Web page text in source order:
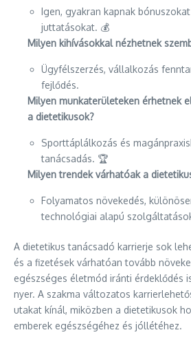
Igen, gyakran kapnak
juttatásokat. 💰
Milyen kihívásokkal nézhetnek
Ügyfélszerzés, vállalkozás
fejlődés.
Milyen munkaterületeken érhetnek
a dietetikusok?
Sporttáplálkozás és
tanácsadás. 🏆
Milyen trendek várhatóak a
Folyamatos növekedés,
technológiai alapú
A dietetikus tanácsadó karrierje sok
és a fizetések várhatóan tovább
egészséges életmód iránti érdeklődés
nyer. A szakma változatos
utakat kínál, miközben a dietetikusok
emberek egészségéhez és jóllétéhez.